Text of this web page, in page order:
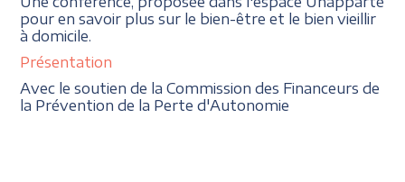
pour en savoir plus sur le bien-être et le bien vieillir
à domicile.
Présentation
Avec le soutien de la Commission des Financeurs de
la Prévention de la Perte d'Autonomie